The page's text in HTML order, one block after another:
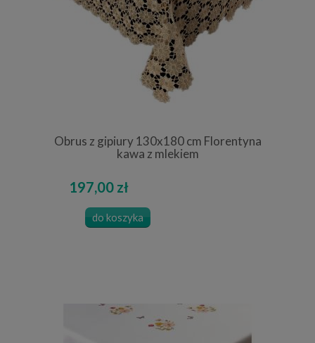
Obrus z gipiury 130x180 cm Florentyna
kawa z mlekiem
197,00 zł
do koszyka